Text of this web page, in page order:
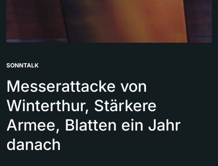
SONNTALK
Messerattacke von
Winterthur, Stärkere
Armee, Blatten ein Jahr
danach